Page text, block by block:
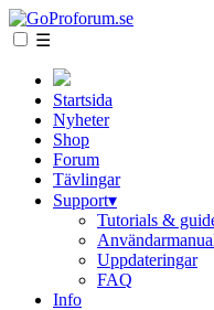
☰
Startsida
Nyheter
Shop
Forum
Tävlingar
Support▾
Tutorials &
Uppdateringar
FAQ
Info